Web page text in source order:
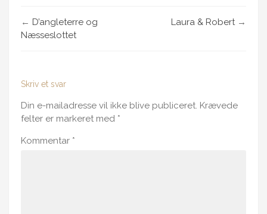
← D’angleterre og
Næsseslottet
Laura & Robert→
Skriv et svar
Din e-mailadresse vil ikke blive publiceret. Krævede
felter er markeret med *
Kommentar *